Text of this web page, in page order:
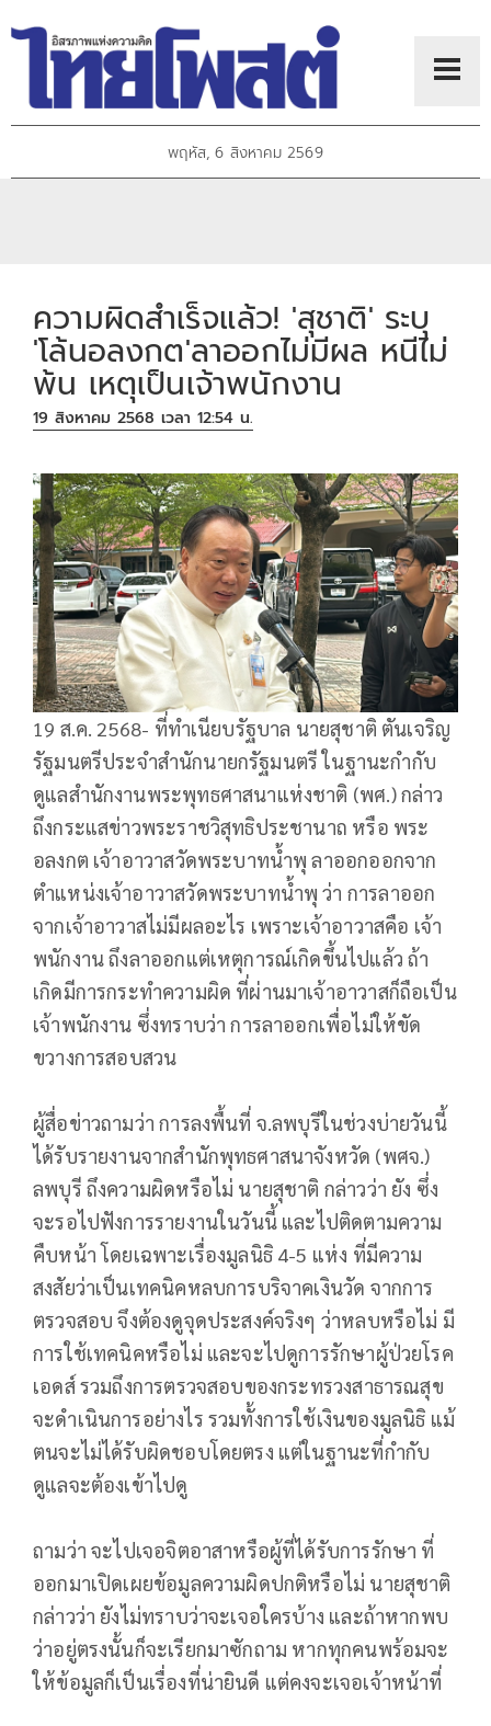
พฤหัส, 6 สิงหาคม 2569
ความผิดสำเร็จแล้ว! 'สุชาติ' ระบุ
'โล้นอลงกต'ลาออกไม่มีผล หนีไม่
พ้น เหตุเป็นเจ้าพนักงาน
19 สิงหาคม 2568 เวลา 12:54 น.
19 ส.ค. 2568- ที่ทำเนียบรัฐบาล นายสุชาติ ตันเจริญ
รัฐมนตรีประจำสำนักนายกรัฐมนตรี ในฐานะกำกับ
ดูแลสำนักงานพระพุทธศาสนาแห่งชาติ (พศ.) กล่าว
ถึงกระแสข่าวพระราชวิสุทธิประชานาถ หรือ พระ
อลงกต เจ้าอาวาสวัดพระบาทน้ำพุ ลาออกออกจาก
ตำแหน่งเจ้าอาวาสวัดพระบาทน้ำพุ ว่า การลาออก
จากเจ้าอาวาสไม่มีผลอะไร เพราะเจ้าอาวาสคือ เจ้า
พนักงาน ถึงลาออกแต่เหตุการณ์เกิดขึ้นไปแล้ว ถ้า
เกิดมีการกระทำความผิด ที่ผ่านมาเจ้าอาวาสก็ถือเป็น
เจ้าพนักงาน ซึ่งทราบว่า การลาออกเพื่อไม่ให้ขัด
ขวางการสอบสวน
ผู้สื่อข่าวถามว่า การลงพื้นที่ จ.ลพบุรีในช่วงบ่ายวันนี้
ได้รับรายงานจากสำนักพุทธศาสนาจังหวัด (พศจ.)
ลพบุรี ถึงความผิดหรือไม่ นายสุชาติ กล่าวว่า ยัง ซึ่ง
จะรอไปฟังการรายงานในวันนี้ และไปติดตามความ
คืบหน้า โดยเฉพาะเรื่องมูลนิธิ 4-5 แห่ง ที่มีความ
สงสัยว่าเป็นเทคนิคหลบการบริจาคเงินวัด จากการ
ตรวจสอบ จึงต้องดูจุดประสงค์จริงๆ ว่าหลบหรือไม่ มี
การใช้เทคนิคหรือไม่ และจะไปดูการรักษาผู้ป่วยโรค
เอดส์ รวมถึงการตรวจสอบของกระทรวงสาธารณสุข
จะดำเนินการอย่างไร รวมทั้งการใช้เงินของมูลนิธิ แม้
ตนจะไม่ได้รับผิดชอบโดยตรง แต่ในฐานะที่กำกับ
ดูแลจะต้องเข้าไปดู
ถามว่า จะไปเจอจิตอาสาหรือผู้ที่ได้รับการรักษา ที่
ออกมาเปิดเผยข้อมูลความผิดปกติหรือไม่ นายสุชาติ
กล่าวว่า ยังไม่ทราบว่าจะเจอใครบ้าง และถ้าหากพบ
ว่าอยู่ตรงนั้นก็จะเรียกมาซักถาม หากทุกคนพร้อมจะ
ให้ข้อมูลก็เป็นเรื่องที่น่ายินดี แต่คงจะเจอเจ้าหน้าที่